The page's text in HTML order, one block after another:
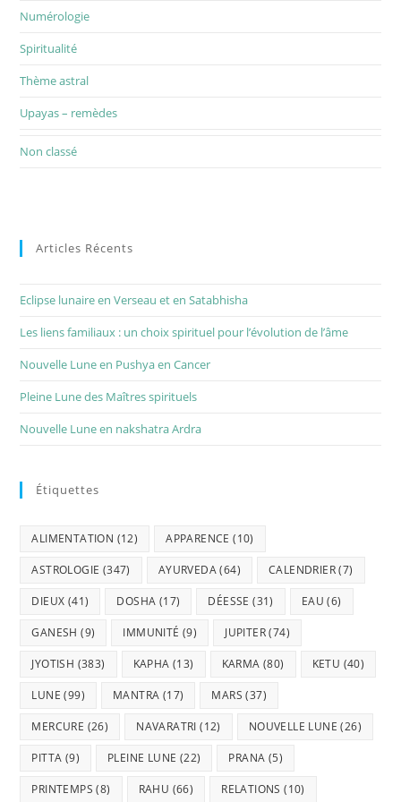
Numérologie
Spiritualité
Thème astral
Upayas – remèdes
Non classé
Articles Récents
Eclipse lunaire en Verseau et en Satabhisha
Les liens familiaux : un choix spirituel pour l’évolution de l’âme
Nouvelle Lune en Pushya en Cancer
Pleine Lune des Maîtres spirituels
Nouvelle Lune en nakshatra Ardra
Étiquettes
ALIMENTATION (12) APPARENCE (10)
ASTROLOGIE (347) AYURVEDA(64) CALENDRIER(7)
DIEUX (41) DOSHA (17) DÉESSE (31) EAU (6)
GANESH (9) IMMUNITÉ (9) JUPITER(74)
JYOTISH (383) KAPHA (13) KARMA (80) KETU (40)
LUNE (99) MANTRA (17) MARS (37)
MERCURE (26) NAVARATRI (12) NOUVELLE LUNE (26)
PITTA (9) PLEINE LUNE (22) PRANA (5)
PRINTEMPS (8) RAHU (66) RELATIONS (10)